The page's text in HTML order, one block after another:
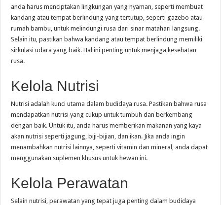
anda harus menciptakan lingkungan yang nyaman, seperti membuat
kandang atau tempat berlindung yang tertutup, seperti gazebo atau
rumah bambu, untuk melindungi rusa dari sinar matahari langsung.
Selain itu, pastikan bahwa kandang atau tempat berlindung memiliki
sirkulasi udara yang baik. Hal ini penting untuk menjaga kesehatan
rusa.
Kelola Nutrisi
Nutrisi adalah kunci utama dalam budidaya rusa. Pastikan bahwa rusa
mendapatkan nutrisi yang cukup untuk tumbuh dan berkembang
dengan baik. Untuk itu, anda harus memberikan makanan yang kaya
akan nutrisi seperti jagung, biji-bijian, dan ikan. Jika anda ingin
menambahkan nutrisi lainnya, seperti vitamin dan mineral, anda dapat
menggunakan suplemen khusus untuk hewan ini.
Kelola Perawatan
Selain nutrisi, perawatan yang tepat juga penting dalam budidaya